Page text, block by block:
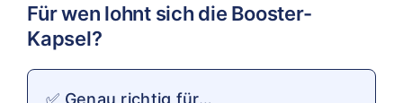
Für wen lohnt sich die Booster-
Kapsel?
✅ Genau richtig für…